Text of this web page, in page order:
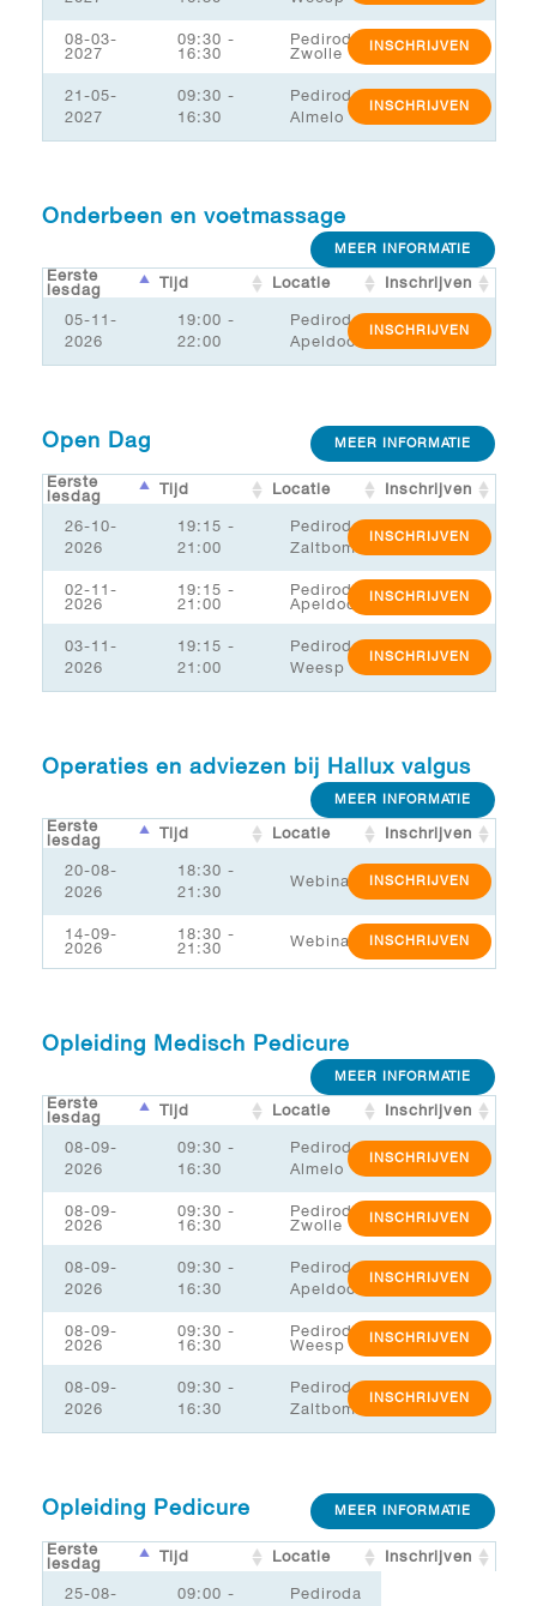
08-03-
2027
09:30 -
16:30
Pediroda
Zwolle
INSCHRIJVEN
21-05-
2027
09:30 -
16:30
Pediroda
Almelo
INSCHRIJVEN
Onderbeen en voetmassage
MEER INFORMATIE
Eerste
lesdag
Tijd Locatie Inschrijven
05-11-
2026
19:00 -
22:00
Pediroda
Apeldoorn
INSCHRIJVEN
Open Dag MEER INFORMATIE
Eerste
lesdag
Tijd Locatie Inschrijven
26-10-
2026
19:15 -
21:00
Pediroda
Zaltbommel/MSK
INSCHRIJVEN
02-11-
2026
19:15 -
21:00
Pediroda
Apeldoorn INSCHRIJVEN
03-11-
2026
19:15 -
21:00
Pediroda
Weesp
INSCHRIJVEN
Operaties en adviezen bij Hallux valgus
MEER INFORMATIE
Eerste
lesdag
Tijd Locatie Inschrijven
20-08-
2026
18:30 -
21:30
Webinar INSCHRIJVEN
14-09-
2026
18:30 -
21:30
Webinar INSCHRIJVEN
Opleiding Medisch Pedicure
MEER INFORMATIE
Eerste
lesdag
Tijd Locatie Inschrijven
08-09-
2026
09:30 -
16:30
Pediroda
Almelo
INSCHRIJVEN
08-09-
2026
09:30 -
16:30
Pediroda
Zwolle
INSCHRIJVEN
08-09-
2026
09:30 -
16:30
Pediroda
Apeldoorn
INSCHRIJVEN
08-09-
2026
09:30 -
16:30
Pediroda
Weesp
INSCHRIJVEN
08-09-
2026
09:30 -
16:30
Pediroda
Zaltbommel/MSK
INSCHRIJVEN
Opleiding Pedicure MEER INFORMATIE
Eerste
lesdag
Tijd Locatie Inschrijven
25-08-
09:00 -
Pediroda